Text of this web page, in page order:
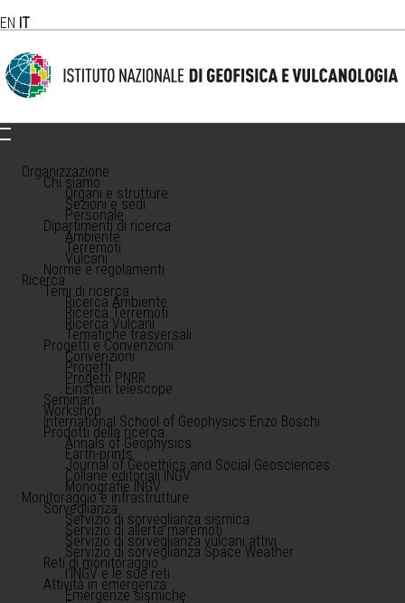
EN IT
Organizzazione
Chi siamo
Organi e strutture
Sezioni e sedi
Personale
Dipartimenti di ricerca
Ambiente
Terremoti
Vulcani
Norme e regolamenti
Ricerca
Temi di ricerca
Ricerca Ambiente
Ricerca Terremoti
Ricerca Vulcani
Tematiche trasversali
Progetti e Convenzioni
Convenzioni
Progetti
Progetti PNRR
Einstein telescope
Seminari
Workshop
International School of Geophysics Enzo Boschi
Prodotti della ricerca
Annals of Geophysics
Earth-prints
Journal of Geoethics and Social Geosciences
Collane editoriali INGV
Monografie INGV
Monitoraggio e infrastrutture
Sorveglianza
Servizio di sorveglianza sismica
Servizio di allerta maremoti
Servizio di sorveglianza vulcani attivi
Servizio di sorveglianza Space Weather
Reti di monitoraggio
l'INGV e le sue reti
Attività in emergenza
Emergenze sismiche